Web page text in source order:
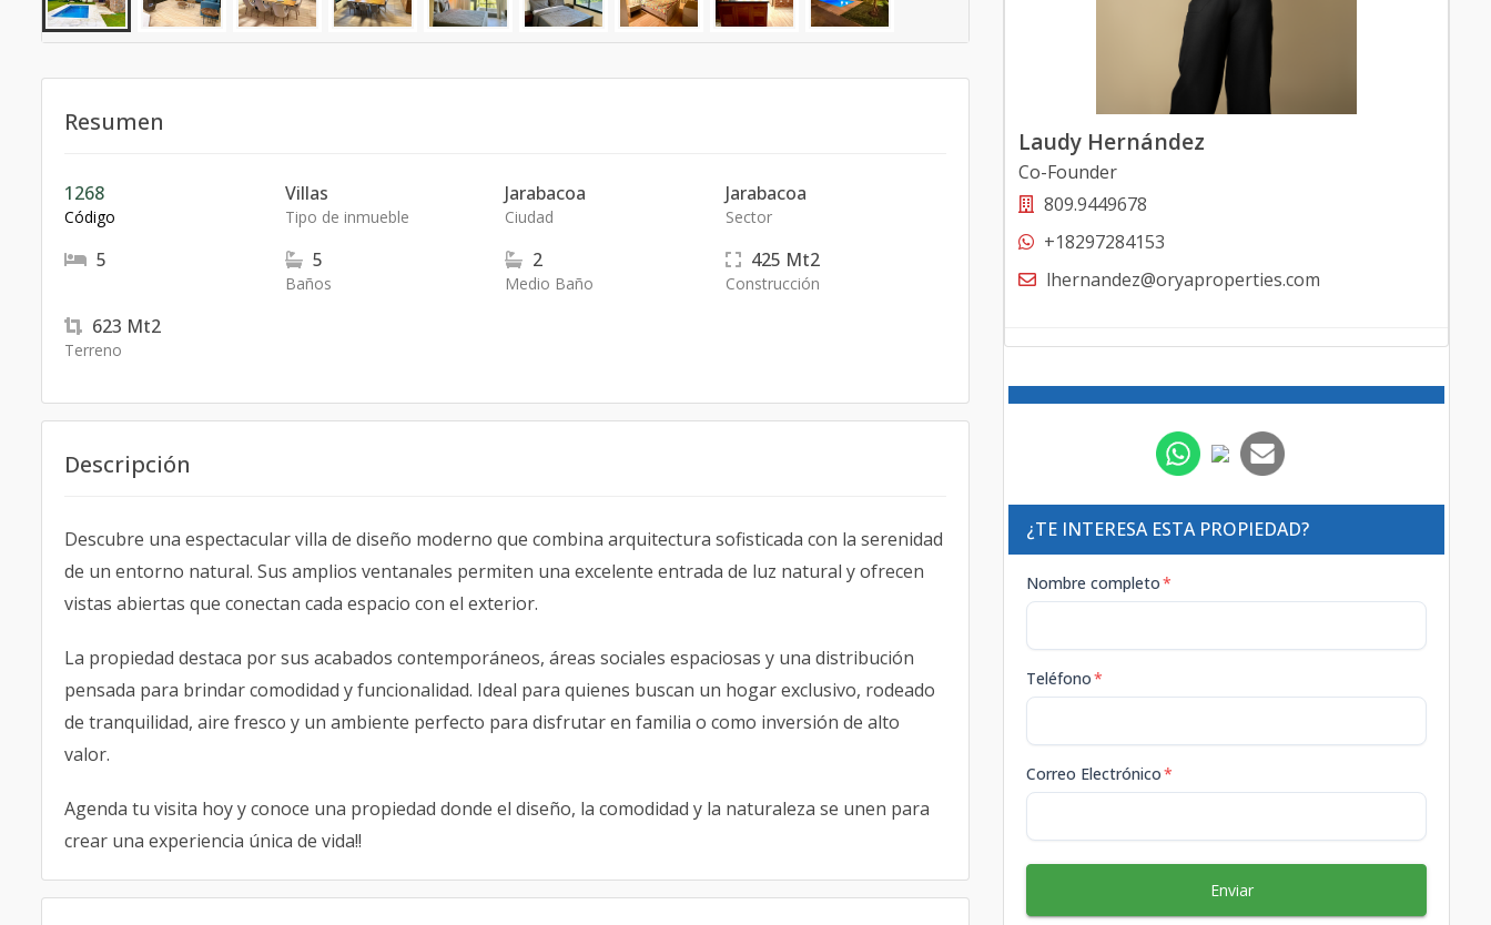
Resumen
1268
Código
Villas
Tipo de inmueble
Jarabacoa
Ciudad
Jarabacoa
Sector
5 5
Baños
2
Medio Baño
425 Mt2
Construcción
623 Mt2
Terreno
Descripción
Descubre una espectacular villa de diseño moderno que combina arquitectura sofisticada con la serenidad
de un entorno natural. Sus amplios ventanales permiten una excelente entrada de luz natural y ofrecen
vistas abiertas que conectan cada espacio con el exterior.
La propiedad destaca por sus acabados contemporáneos, áreas sociales espaciosas y una distribución
pensada para brindar comodidad y funcionalidad. Ideal para quienes buscan un hogar exclusivo, rodeado
de tranquilidad, aire fresco y un ambiente perfecto para disfrutar en familia o como inversión de alto
valor.
Agenda tu visita hoy y conoce una propiedad donde el diseño, la comodidad y la naturaleza se unen para
crear una experiencia única de vida!!
Laudy Hernández
Co-Founder
809.9449678
+18297284153
lhernandez@oryaproperties.com
¿TE INTERESA ESTA PROPIEDAD?
Nombre completo*
Teléfono*
Correo Electrónico*
Enviar